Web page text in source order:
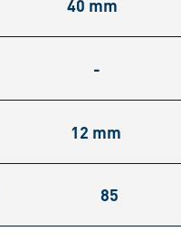
40 mm
-
12 mm
85